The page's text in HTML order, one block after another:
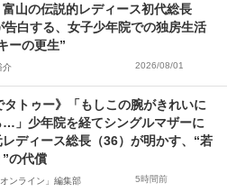
山の伝説的レディース初代総長
告白する、女子少年院での独房生活
ーの更生”
介 2026/08/01
タトゥー》「もしこの腕がきれいに
…」少年院を経てシングルマザーに
ディース総長（36）が明かす、“若
の代償
オンライン」編集部 5時間前